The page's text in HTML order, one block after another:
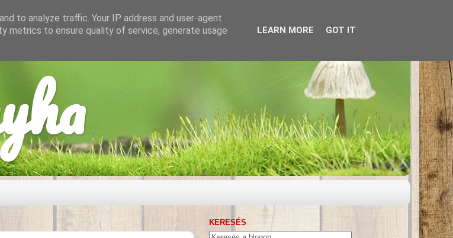
KERESÉS
to analyze traffic. Your IP address and user-agent
metrics to ensure quality of service, generate usage
LEARN MORE GOT IT